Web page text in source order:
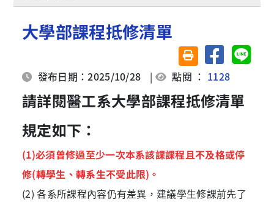
大學部課程抵修清單
友善列印(另開視窗)
分享至臉書分享
發布日期：2025/10/28 | 點閱 ： 1128
請詳閱醫工系大學部課程抵修清單
規定如下：
(1)必須曾修過至少一次本系該課課程且不及格或停
修(轉學生、轉系生不受此限)。
(2) 各系所課程內容仍有差異，建議學生修課前先了